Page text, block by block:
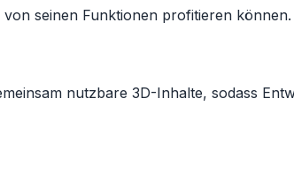
seinen Funktionen profitieren können.
nutzbare 3D-Inhalte, sodass